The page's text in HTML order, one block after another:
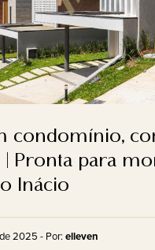
condomínio,
| Pronta para
Inácio
2025 - Por: elleven